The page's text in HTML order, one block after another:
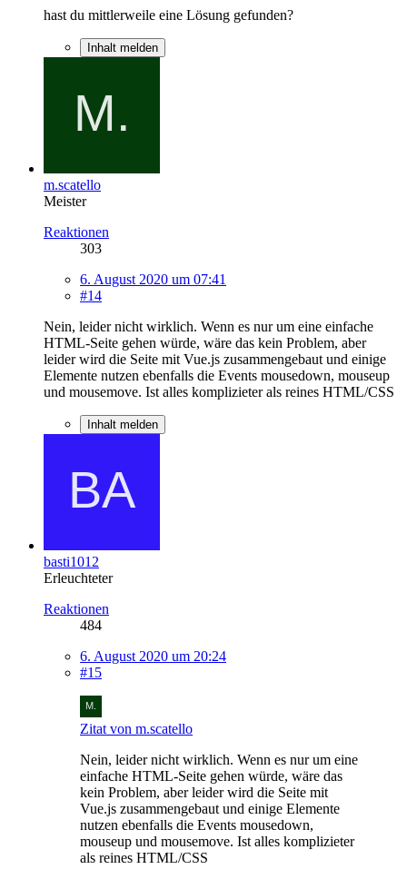
hast du mittlerweile eine Lösung gefunden?
Inhalt melden
m.scatello
Meister
Reaktionen
303
6. August 2020 um 07:41
#14
Nein, leider nicht wirklich. Wenn es nur um eine einfache
HTML-Seite gehen würde, wäre das kein Problem, aber
leider wird die Seite mit Vue.js zusammengebaut und einige
Elemente nutzen ebenfalls die Events mousedown, mouseup
und mousemove. Ist alles komplizieter als reines HTML/CSS
Inhalt melden
basti1012
Erleuchteter
Reaktionen
484
6. August 2020 um 20:24
#15
Zitat von m.scatello
Nein, leider nicht wirklich. Wenn es nur um eine
einfache HTML-Seite gehen würde, wäre das
kein Problem, aber leider wird die Seite mit
Vue.js zusammengebaut und einige Elemente
nutzen ebenfalls die Events mousedown,
mouseup und mousemove. Ist alles komplizieter
als reines HTML/CSS